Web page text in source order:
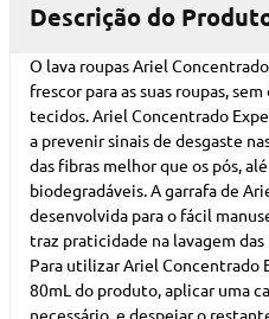
Descrição do
O lava roupas Ariel
frescor para as suas roupas,
tecidos. Ariel Concentrado
a prevenir sinais de desgaste
das fibras melhor que os pós,
biodegradáveis. A garrafa de
desenvolvida para o fácil
traz praticidade na lavagem das
Para utilizar Ariel Concentrado
80mL do produto, aplicar uma
necessário, e despejar o